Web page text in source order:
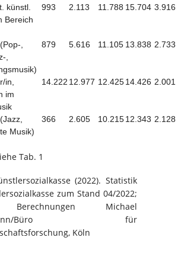
künstl.
Bereich
993 2.113 11.788 15.704 3.916
,
,
879 5.616 11.105 13.838 2.733
in,
im
14.222 12.977 12.42514.426 2.001
Musik)
366 2.605 10.21512.343 2.128
Tab. 1
(2022). Statistik
zum Stand 04/2022;
Michael
Büro für
Köln